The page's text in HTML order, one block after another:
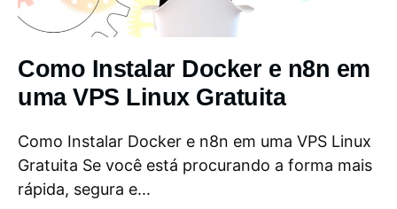
Como Instalar Docker e n8n em
uma VPS Linux Gratuita
Como Instalar Docker e n8n em uma VPS Linux
Gratuita Se você está procurando a forma mais
rápida, segura e...